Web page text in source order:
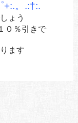
+:.。.:†:.
ょう
０％引きで
ます